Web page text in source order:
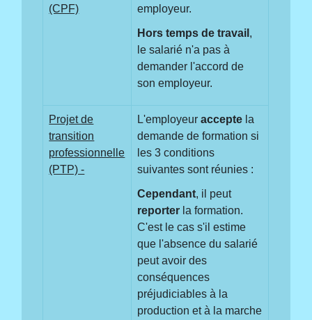
(CPF)
employeur.
Hors temps de travail ,
le salarié n'a pas à
demander l'accord de
son employeur.
Projet de
transition
professionnelle
(PTP) -
L'employeuraccepte la
demande de formation si
les 3 conditions
suivantes sont réunies :
Cependant, il peut
reporter la formation.
C'est le cas s'il estime
que l'absence du salarié
peut avoir des
conséquences
préjudiciables à la
production et à la marche